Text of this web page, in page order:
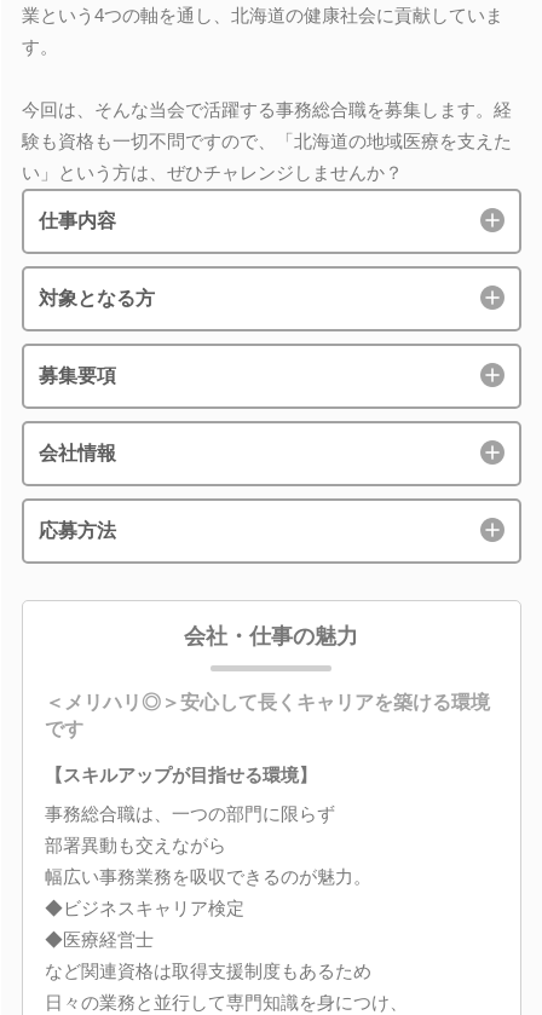
業という4つの軸を通し、北海道の健康社会に貢献していま
す。
今回は、そんな当会で活躍する事務総合職を募集します。経
験も資格も一切不問ですので、「北海道の地域医療を支えた
い」という方は、ぜひチャレンジしませんか？
仕事内容
対象となる方
募集要項
会社情報
応募方法
会社・仕事の魅力
＜メリハリ◎＞安心して長くキャリアを築ける環境
です
【スキルアップが目指せる環境】
事務総合職は、一つの部門に限らず
部署異動も交えながら
幅広い事務業務を吸収できるのが魅力。
◆ビジネスキャリア検定
◆医療経営士
など関連資格は取得支援制度もあるため
日々の業務と並行して専門知識を身につけ、